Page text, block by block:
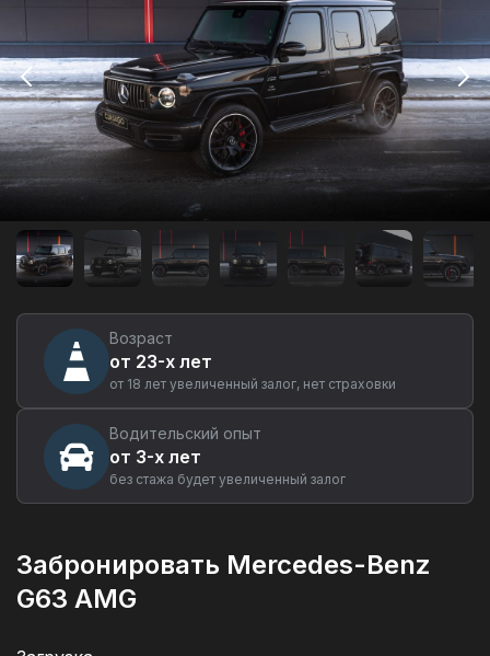
Аренда
автомобиля
Mercedes-
Benz
AMG
Екатеринбурге
Возраст
от 23-х лет
от 18 лет увеличенный залог, нет страховки
Водительский опыт
от 3-х лет
без стажа будет увеличенный залог
Забронировать Mercedes-Benz
G63 AMG